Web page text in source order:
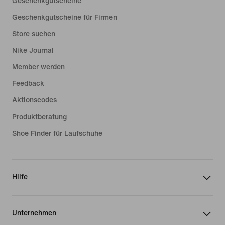
Zero Waste fängt bei den Materialien
Ob atmungsaktives Obermaterial aus
eines Sneakers werden von den
nachhaltigen Schuhe sind
verantwortungsbewusst konzipiert,
1992 ins Leben gerufen haben.
Geschenkgutscheine für Firmen
Store suchen
Nike Journal
Member werden
Feedback
Aktionscodes
Produktberatung
Shoe Finder für Laufschuhe
Hilfe
Unternehmen